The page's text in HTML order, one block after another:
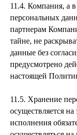
11.4. Компания, а
персональных
партнерам
тайне, не
данные без
предусмотрено
настоящей
11.5. Хранение
осуществляется
исполнения